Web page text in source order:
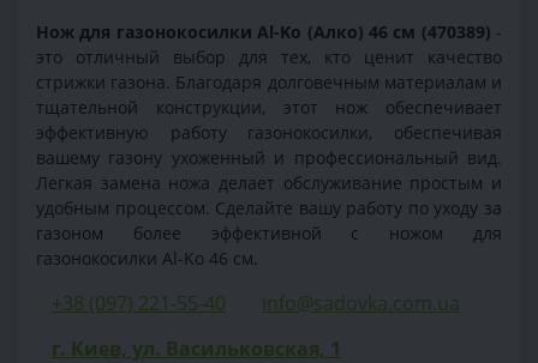
Нож для газонокосилки Al-Ko (Алко) 46 см (470389) -
это отличный выбор для тех, кто ценит качество
стрижки газона. Благодаря долговечным материалам и
тщательной конструкции, этот нож обеспечивает
эффективную работу газонокосилки, обеспечивая
вашему газону ухоженный и профессиональный вид.
Легкая замена ножа делает обслуживание простым и
удобным процессом. Сделайте вашу работу по уходу за
газоном более эффективной с ножом для
газонокосилки Al-Ko 46 см.
+38 (097) 221-55-40
info@sadovka.com.ua
г. Киев, ул. Васильковская, 1